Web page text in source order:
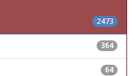
2473
364
64